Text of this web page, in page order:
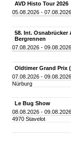
AVD Histo Tour 2026
05.08.2026 - 07.08.2026
58. Int. Osnabrücker
Bergrennen
07.08.2026 - 09.08.2026
Oldtimer Grand Prix
07.08.2026 - 09.08.2026
Nürburg
Le Bug Show
08.08.2026 - 09.08.2026
4970 Stavelot